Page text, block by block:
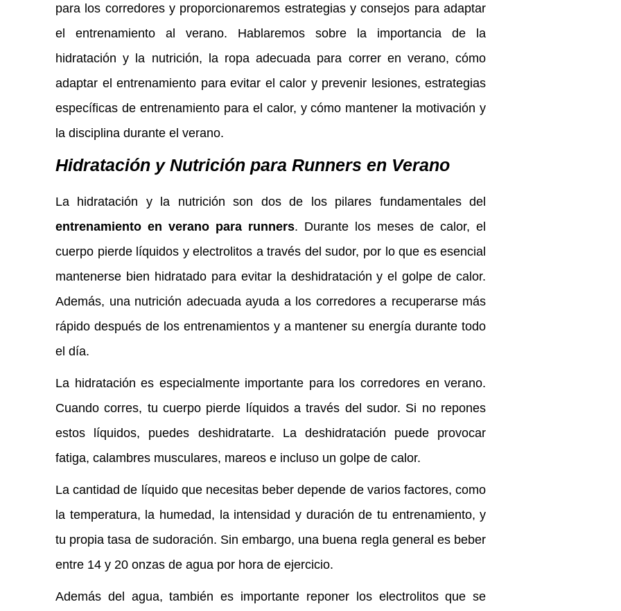
para los corredores y proporcionaremos estrategias y consejos para adaptar
el entrenamiento al verano. Hablaremos sobre la importancia de la
hidratación y la nutrición, la ropa adecuada para correr en verano, cómo
adaptar el entrenamiento para evitar el calor y prevenir lesiones, estrategias
específicas de entrenamiento para el calor, y cómo mantener la motivación y
la disciplina durante el verano.
Hidratación y Nutrición para Runners en Verano
La hidratación y la nutrición son dos de los pilares fundamentales del
entrenamiento en verano para runners. Durante los meses de calor, el
cuerpo pierde líquidos y electrolitos a través del sudor, por lo que es esencial
mantenerse bien hidratado para evitar la deshidratación y el golpe de calor.
Además, una nutrición adecuada ayuda a los corredores a recuperarse más
rápido después de los entrenamientos y a mantener su energía durante todo
el día.
La hidratación es especialmente importante para los corredores en verano.
Cuando corres, tu cuerpo pierde líquidos a través del sudor. Si no repones
estos líquidos, puedes deshidratarte. La deshidratación puede provocar
fatiga, calambres musculares, mareos e incluso un golpe de calor.
La cantidad de líquido que necesitas beber depende de varios factores, como
la temperatura, la humedad, la intensidad y duración de tu entrenamiento, y
tu propia tasa de sudoración. Sin embargo, una buena regla general es beber
entre 14 y 20 onzas de agua por hora de ejercicio.
Además del agua, también es importante reponer los electrolitos que se